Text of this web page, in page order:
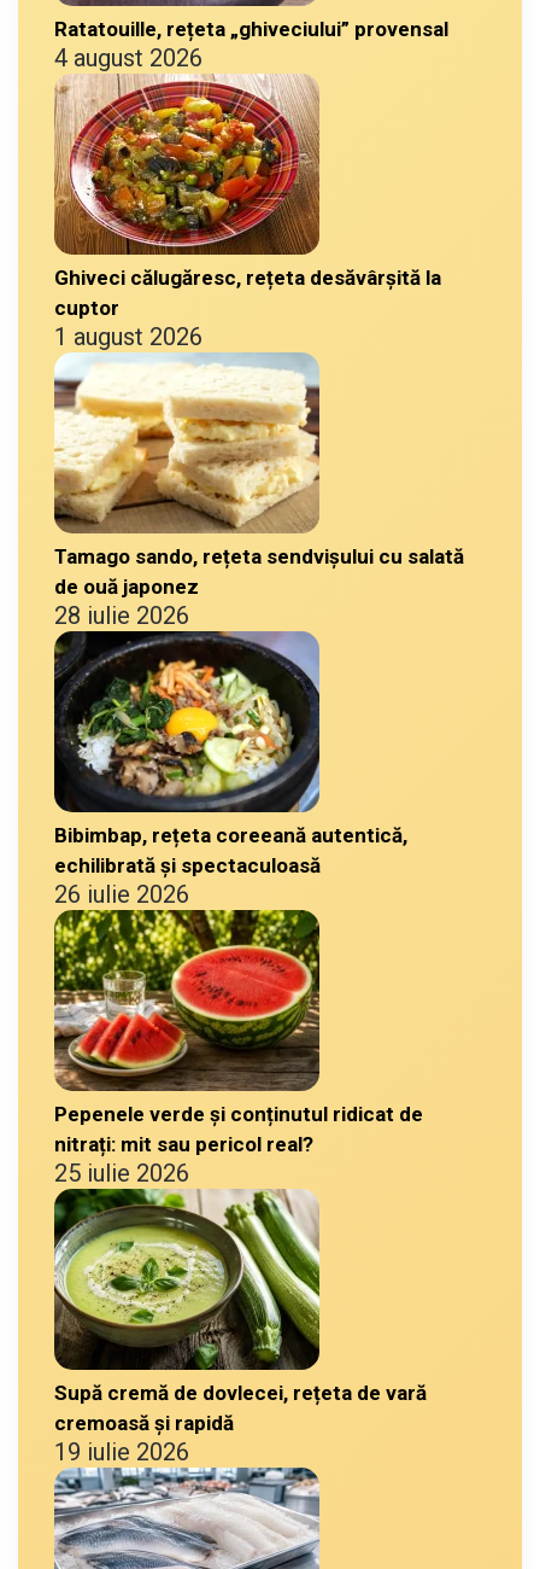
Ratatouille, rețeta „ghiveciului” provensal
4 august 2026
Ghiveci călugăresc, rețeta desăvârșită la
cuptor
1 august 2026
Tamago sando, rețeta sendvișului cu salată
de ouă japonez
28 iulie 2026
Bibimbap, rețeta coreeană autentică,
echilibrată și spectaculoasă
26 iulie 2026
Pepenele verde și conținutul ridicat de
nitrați: mit sau pericol real?
25 iulie 2026
Supă cremă de dovlecei, rețeta de vară
cremoasă și rapidă
19 iulie 2026